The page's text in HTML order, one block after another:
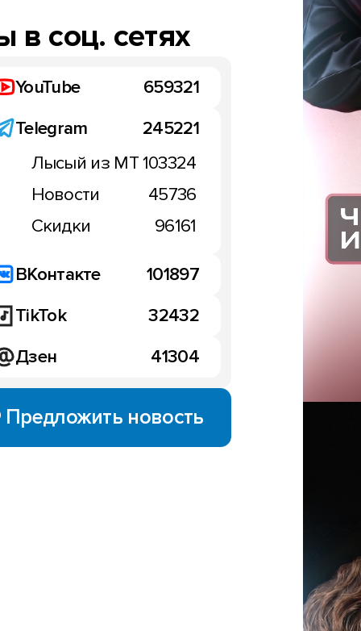
M10: тройная камера
$144,62
2019
Ulefone представила
3W/3WT с уоки-токи и
на 10 300 мАч
14:50, 10 сентября 2019
в соц. сетях
YouTube
659321
Telegram
245221
Лысый из МТ103324
Новости
45736
Скидки
96161
ВКонтакте
101897
TikTok
32432
Дзен
41304
Предложить новость